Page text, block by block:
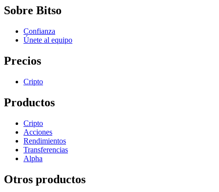
Sobre Bitso
Confianza
Únete al equipo
Precios
Cripto
Productos
Cripto
Acciones
Rendimientos
Transferencias
Alpha
Otros productos